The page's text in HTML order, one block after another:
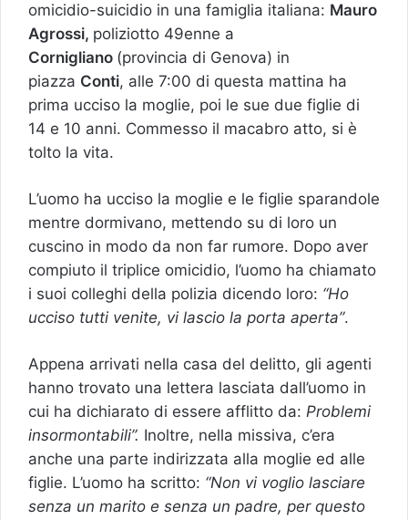
omicidio-suicidio in una famiglia italiana: Mauro
Agrossi, poliziotto 49enne a
Cornigliano (provincia di Genova) in
piazza Conti, alle 7:00 di questa mattina ha
prima ucciso la moglie, poi le sue due figlie di
14 e 10 anni. Commesso il macabro atto, si è
tolto la vita.
L’uomo ha ucciso la moglie e le figlie sparandole
mentre dormivano, mettendo su di loro un
cuscino in modo da non far rumore. Dopo aver
compiuto il triplice omicidio, l’uomo ha chiamato
i suoi colleghi della polizia dicendo loro: “Ho
ucciso tutti venite, vi lascio la porta aperta”.
Appena arrivati nella casa del delitto, gli agenti
hanno trovato una lettera lasciata dall’uomo in
cui ha dichiarato di essere afflitto da: Problemi
insormontabili”. Inoltre, nella missiva, c’era
anche una parte indirizzata alla moglie ed alle
figlie. L’uomo ha scritto: “Non vi voglio lasciare
senza un marito e senza un padre, per questo